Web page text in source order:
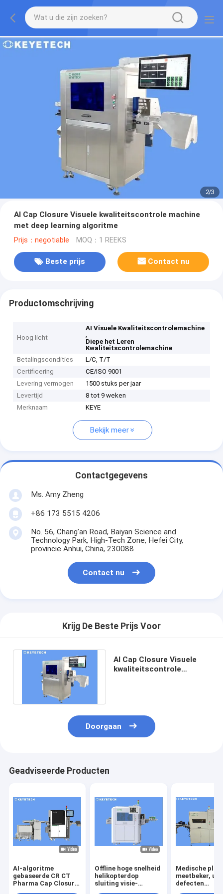
2/3
AI Cap Closure Visuele kwaliteitscontrole machine
met deep learning algoritme
Prijs：negotiable MOQ：1 REEKS
Beste prijs Contact nu
Productomschrijving
Hoog licht
AI Visuele Kwaliteitscontrolemachine
,
Diepe het Leren
Kwaliteitscontrolemachine
Betalingscondities
L/C, T/T
Certificering
CE/ISO 9001
Levering vermogen
1500 stuks per jaar
Levertijd
8 tot 9 weken
Merknaam
KEYE
Bekijk meer
Contactgegevens
Ms. Amy Zheng
+86 173 5515 4206
No. 56, Chang'an Road, Baiyan Science and
Technology Park, High-Tech Zone, Hefei City,
provincie Anhui, China, 230088
Contact nu
Krijg De Beste Prijs Voor
AI Cap Closure Visuele
kwaliteitscontrole
Doorgaan
Geadviseerde Producten
AI-algoritme
gebaseerde CR CT
Pharma Cap Closure
Offline hoge snelheid
helikopterdop
sluiting visie-
Medische
meetbeker,
defecten